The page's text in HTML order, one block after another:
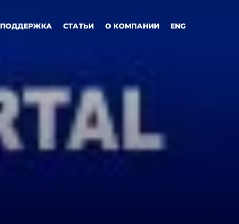
ПОДДЕРЖКА СТАТЬИ О КОМПАНИИ ENG